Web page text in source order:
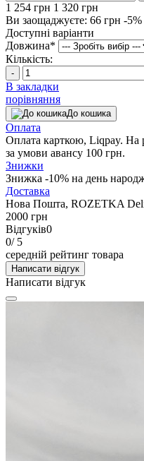
1 254 грн 1 320 грн
Ви заощаджуєте: 66 грн -5%
Доступні варіанти
Довжина*
Кількість:
-
В закладки
порівняння
До кошика
Оплата
Оплата карткою, Liqpay.
за умови авансу 100 грн.
Знижки
Знижка -10% на день
Доставка
Нова Пошта, ROZETKA
2000 грн
Відгуків0
0/ 5
середній рейтинг товара
Написати відгук
Написати відгук